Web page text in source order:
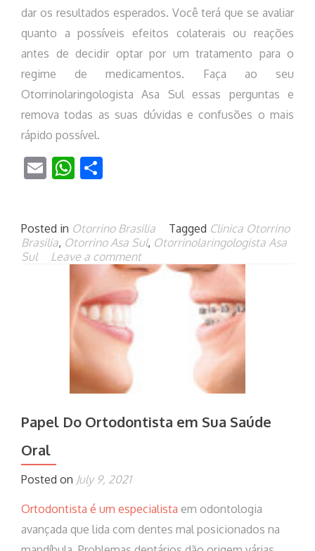
dar os resultados esperados. Você terá que se avaliar
quanto a possíveis efeitos colaterais ou reações
antes de decidir optar por um tratamento para o
regime de medicamentos. Faça ao seu
Otorrinolaringologista Asa Sul essas perguntas e
remova todas as suas dúvidas e confusões o mais
rápido possível.
Email WhatsApp
Posted in Otorrino Brasilia Tagged Clinica Otorrino
Brasilia, Otorrino Asa Sul, Otorrinolaringologista Asa
Sul
Leave a comment
Papel Do Ortodontista em Sua Saúde
Oral
Posted on July 9, 2021
Ortodontista é um especialista em odontologia
avançada que lida com dentes mal posicionados na